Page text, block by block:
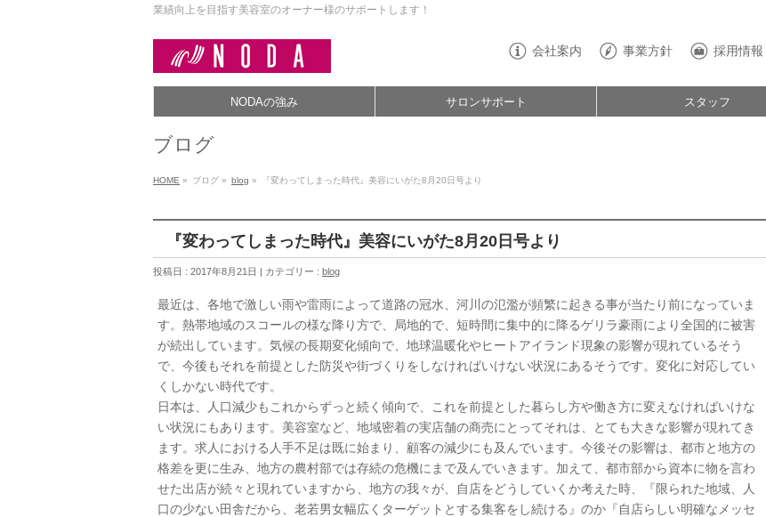
業績向上を目指す美容室のオーナー様のサポートします！
会社案内 事業方針 採用情報
NODAの強み サロンサポート スタッフ
ブログ
HOME » ブログ » blog » 『変わってしまった時代』美容にいがた8月20日号より
『変わってしまった時代』美容にいがた8月20日号より
投稿日 : 2017年8月21日 | カテゴリー : blog
最近は、各地で激しい雨や雷雨によって道路の冠水、河川の氾濫が頻繁に起きる事が当たり前になっていま
す。熱帯地域のスコールの様な降り方で、局地的で、短時間に集中的に降るゲリラ豪雨により全国的に被害
が続出しています。気候の長期変化傾向で、地球温暖化やヒートアイランド現象の影響が現れているそう
で、今後もそれを前提とした防災や街づくりをしなければいけない状況にあるそうです。変化に対応してい
くしかない時代です。
日本は、人口減少もこれからずっと続く傾向で、これを前提とした暮らし方や働き方に変えなければいけな
い状況にもあります。美容室など、地域密着の実店舗の商売にとってそれは、とても大きな影響が現れてき
ます。求人における人手不足は既に始まり、顧客の減少にも及んでいます。今後その影響は、都市と地方の
格差を更に生み、地方の農村部では存続の危機にまで及んでいきます。加えて、都市部から資本に物を言わ
せた出店が続々と現れていますから、地方の我々が、自店をどうしていくか考えた時、『限られた地域、人
口の少ない田舎だから、老若男女幅広くターゲットとする集客をし続ける』のか『自店らしい明確なメッセ